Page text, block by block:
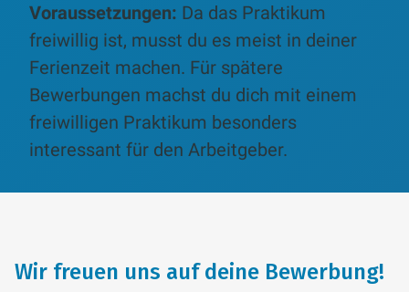
Voraussetzungen: Da das Praktikum
freiwillig ist, musst du es meist in deiner
Ferienzeit machen. Für spätere
Bewerbungen machst du dich mit einem
freiwilligen Praktikum besonders
interessant für den Arbeitgeber.
Wir freuen uns auf deine Bewerbung!